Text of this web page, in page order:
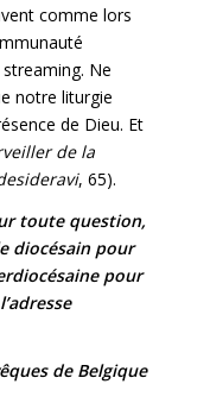
comme lors
Ne
notre liturgie
de Dieu. Et
de la
, 65).
toute question,
diocésain pour
pour
de Belgique